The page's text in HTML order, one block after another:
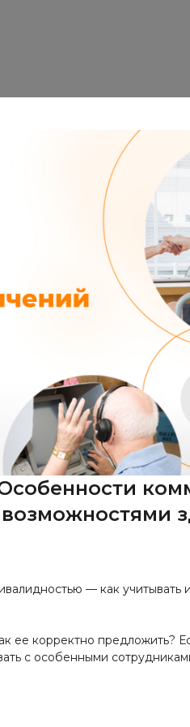
— как учитывать
ее корректно предложить?
с особенными